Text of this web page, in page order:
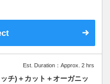
Est. Duration：Approx. 2 hrs
チ)＋カット＋オーガニッ